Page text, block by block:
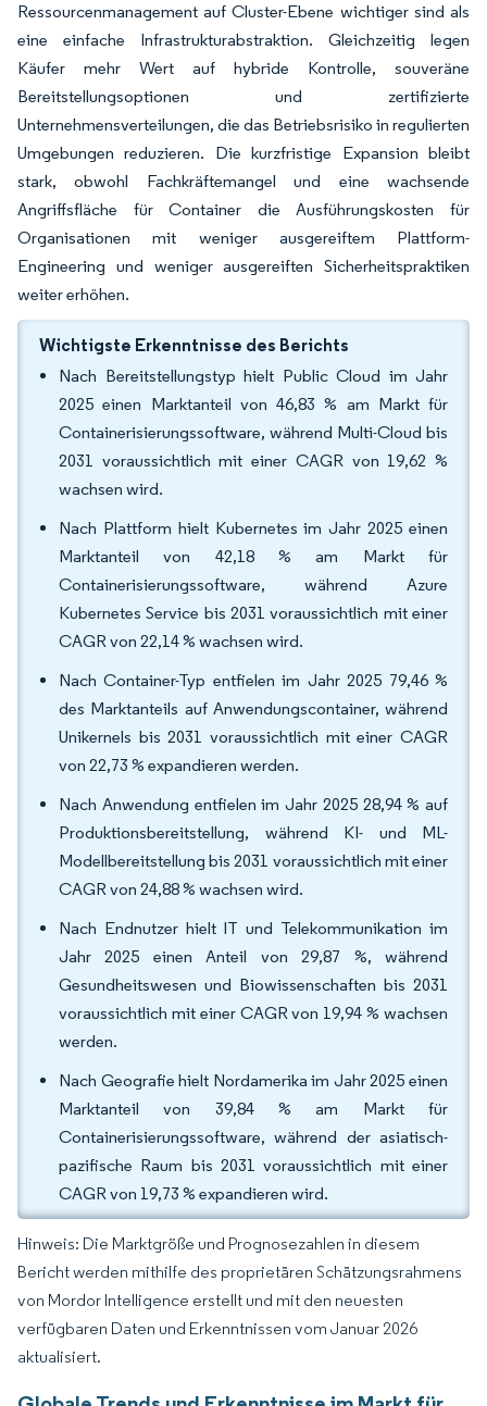
Ressourcenmanagement auf Cluster-Ebene wichtiger sind als
eine einfache Infrastrukturabstraktion. Gleichzeitig legen
Käufer mehr Wert auf hybride Kontrolle, souveräne
Bereitstellungsoptionen und zertifizierte
Unternehmensverteilungen, die das Betriebsrisiko in regulierten
Umgebungen reduzieren. Die kurzfristige Expansion bleibt
stark, obwohl Fachkräftemangel und eine wachsende
Angriffsfläche für Container die Ausführungskosten für
Organisationen mit weniger ausgereiftem Plattform-
Engineering und weniger ausgereiften Sicherheitspraktiken
weiter erhöhen.
Wichtigste Erkenntnisse des Berichts
Nach Bereitstellungstyp hielt Public Cloud im Jahr
2025 einen Marktanteil von 46,83 % am Markt für
Containerisierungssoftware, während Multi-Cloud bis
2031 voraussichtlich mit einer CAGR von 19,62 %
wachsen wird.
Nach Plattform hielt Kubernetes im Jahr 2025 einen
Marktanteil von 42,18 % am Markt für
Containerisierungssoftware, während Azure
Kubernetes Service bis 2031 voraussichtlich mit einer
CAGR von 22,14 % wachsen wird.
Nach Container-Typ entfielen im Jahr 2025 79,46 %
des Marktanteils auf Anwendungscontainer, während
Unikernels bis 2031 voraussichtlich mit einer CAGR
von 22,73 % expandieren werden.
Nach Anwendung entfielen im Jahr 2025 28,94 % auf
Produktionsbereitstellung, während KI- und ML-
Modellbereitstellung bis 2031 voraussichtlich mit einer
CAGR von 24,88 % wachsen wird.
Nach Endnutzer hielt IT und Telekommunikation im
Jahr 2025 einen Anteil von 29,87 %, während
Gesundheitswesen und Biowissenschaften bis 2031
voraussichtlich mit einer CAGR von 19,94 % wachsen
werden.
Nach Geografie hielt Nordamerika im Jahr 2025 einen
Marktanteil von 39,84 % am Markt für
Containerisierungssoftware, während der asiatisch-
pazifische Raum bis 2031 voraussichtlich mit einer
CAGR von 19,73 % expandieren wird.
Hinweis: Die Marktgröße und Prognosezahlen in diesem
Bericht werden mithilfe des proprietären Schätzungsrahmens
von Mordor Intelligence erstellt und mit den neuesten
verfügbaren Daten und Erkenntnissen vom Januar 2026
aktualisiert.